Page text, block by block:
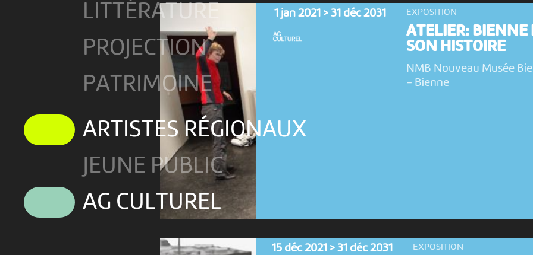
LITTÉRATURE
PROJECTION
PATRIMOINE
ARTISTES RÉGIONAUX
JEUNE PUBLIC
AG CULTUREL
1 jan 2021 > 31 déc 2031 EXPOSITION
ATELIER: BIENNE
SON HISTOIRE
NMB Nouveau Musée
- Bienne
15 déc 2021 > 31 déc 2031 EXPOSITION